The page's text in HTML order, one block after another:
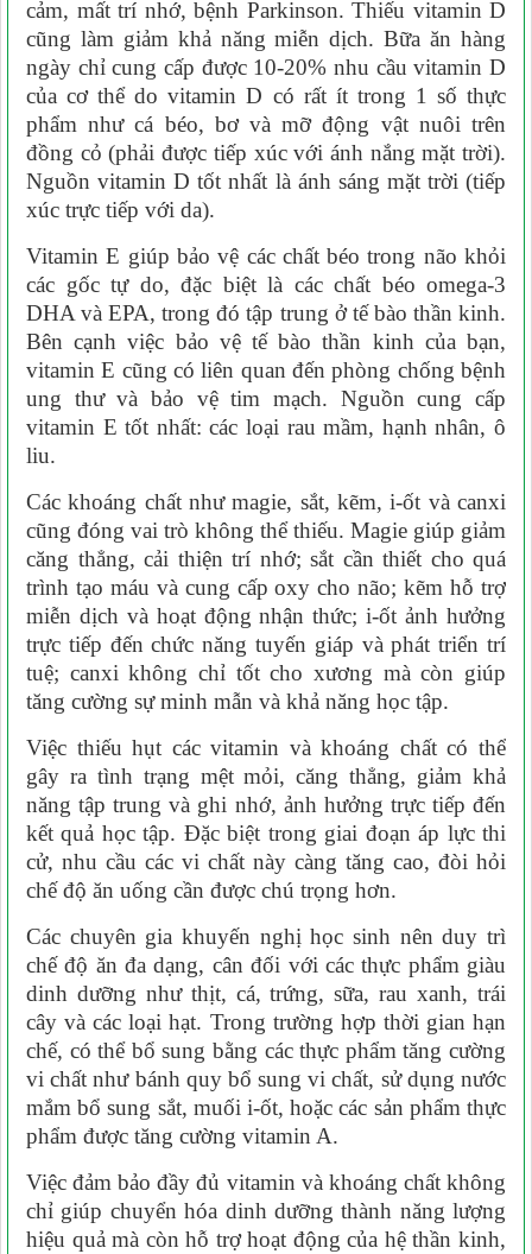
cảm, mất trí nhớ, bệnh Parkinson. Thiếu vitamin D
cũng làm giảm khả năng miễn dịch. Bữa ăn hàng
ngày chỉ cung cấp được 10-20% nhu cầu vitamin D
của cơ thể do vitamin D có rất ít trong 1 số thực
phẩm như cá béo, bơ và mỡ động vật nuôi trên
đồng cỏ (phải được tiếp xúc với ánh nắng mặt trời).
Nguồn vitamin D tốt nhất là ánh sáng mặt trời (tiếp
xúc trực tiếp với da).
Vitamin E giúp bảo vệ các chất béo trong não khỏi
các gốc tự do, đặc biệt là các chất béo omega-3
DHA và EPA, trong đó tập trung ở tế bào thần kinh.
Bên cạnh việc bảo vệ tế bào thần kinh của bạn,
vitamin E cũng có liên quan đến phòng chống bệnh
ung thư và bảo vệ tim mạch. Nguồn cung cấp
vitamin E tốt nhất: các loại rau mầm, hạnh nhân, ô
liu.
Các khoáng chất như magie, sắt, kẽm, i-ốt và canxi
cũng đóng vai trò không thể thiếu. Magie giúp giảm
căng thẳng, cải thiện trí nhớ; sắt cần thiết cho quá
trình tạo máu và cung cấp oxy cho não; kẽm hỗ trợ
miễn dịch và hoạt động nhận thức; i-ốt ảnh hưởng
trực tiếp đến chức năng tuyến giáp và phát triển trí
tuệ; canxi không chỉ tốt cho xương mà còn giúp
tăng cường sự minh mẫn và khả năng học tập.
Việc thiếu hụt các vitamin và khoáng chất có thể
gây ra tình trạng mệt mỏi, căng thẳng, giảm khả
năng tập trung và ghi nhớ, ảnh hưởng trực tiếp đến
kết quả học tập. Đặc biệt trong giai đoạn áp lực thi
cử, nhu cầu các vi chất này càng tăng cao, đòi hỏi
chế độ ăn uống cần được chú trọng hơn.
Các chuyên gia khuyến nghị học sinh nên duy trì
chế độ ăn đa dạng, cân đối với các thực phẩm giàu
dinh dưỡng như thịt, cá, trứng, sữa, rau xanh, trái
cây và các loại hạt. Trong trường hợp thời gian hạn
chế, có thể bổ sung bằng các thực phẩm tăng cường
vi chất như bánh quy bổ sung vi chất, sử dụng nước
mắm bổ sung sắt, muối i-ốt, hoặc các sản phẩm thực
phẩm được tăng cường vitamin A.
Việc đảm bảo đầy đủ vitamin và khoáng chất không
chỉ giúp chuyển hóa dinh dưỡng thành năng lượng
hiệu quả mà còn hỗ trợ hoạt động của hệ thần kinh,